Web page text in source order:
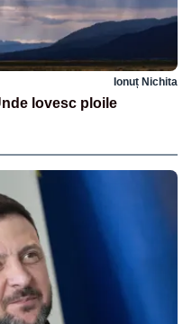
Ionuț Nichita
lovesc ploile